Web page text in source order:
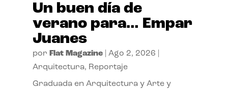
Un buen día de
verano para… Empar
Juanes
por Flat Magazine| Ago 2, 2026
Arquitectura, Reportaje
Graduada en Arquitectura y Arte y